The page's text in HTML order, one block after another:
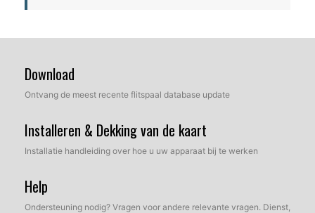
Download
Ontvang de meest recente flitspaal database update
Installeren & Dekking van de kaart
Installatie handleiding over hoe u uw apparaat bij te werken
Help
Ondersteuning nodig? Vragen voor andere relevante vragen. Dienst,